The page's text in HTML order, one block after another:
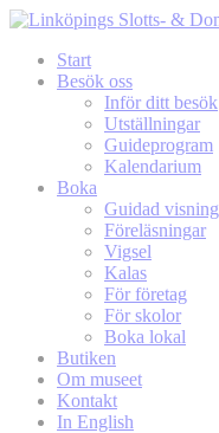
Start
Besök oss
Inför ditt besök
Utställningar
Guideprogram
Kalendarium
Boka
Guidad visning
Föreläsningar
Vigsel
Kalas
För företag
För skolor
Boka lokal
Butiken
Om museet
Kontakt
In English